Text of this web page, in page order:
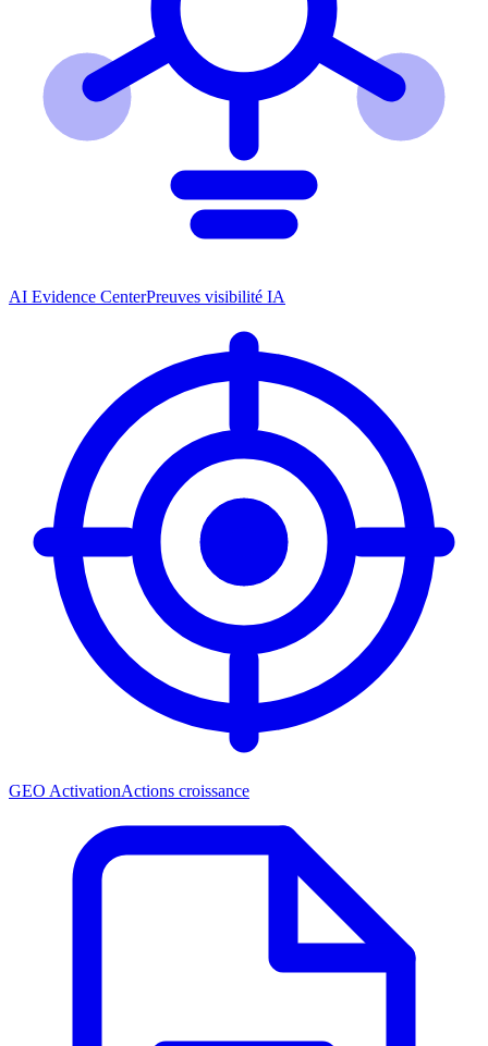
AI Evidence CenterPreuves visibilité IA
GEO ActivationActions croissance